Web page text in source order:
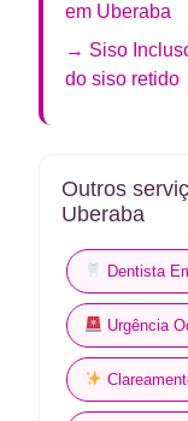
em Uberaba
→ Siso
do siso retido
Outros
Uberaba
Dentista
Urgência